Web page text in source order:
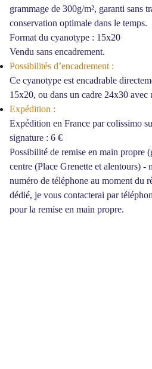
grammage de 300g/m², garanti sans
conservation optimale dans le temps.
Format du cyanotype : 15x20
Vendu sans encadrement.
Possibilités d’encadrement :
Ce cyanotype est encadrable
15x20, ou dans un cadre 24x30 avec
Expédition :
Expédition en France par colissimo
signature : 6 €
Possibilité de remise en main propre
centre (Place Grenette et alentours) -
numéro de téléphone au moment du
dédié, je vous contacterai par
pour la remise en main propre.